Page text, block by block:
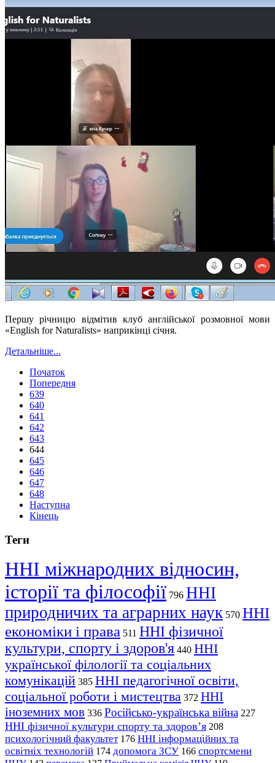
Першу річницю відмітив клуб англійської розмовної мови
«English for Naturalists» наприкінці січня.
Детальніше...
Початок
Попередня
639
640
641
642
643
644
645
646
647
648
Наступна
Кінець
Теги
ННІ міжнародних відносин,
історії та філософії 796 ННІ
природничих та аграрних наук 570 ННІ
економіки і права 511 ННІ фізичної
культури, спорту і здоров'я 440 ННІ
української філології та соціальних
комунікацій 385 ННІ педагогічної освіти,
соціальної роботи і мистецтва 372 ННІ
іноземних мов 336 Російсько-українська війна 227
ННІ фізичної культури спорту та здоров’я 208
психологічний факультет 176 ННІ інформаційних та
освітніх технологій 174 допомога ЗСУ 166 спортсмени